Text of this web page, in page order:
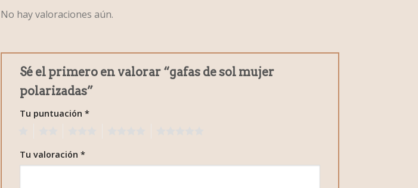
No hay valoraciones aún.
Sé el primero en valorar “gafas de sol mujer
polarizadas”
Tu puntuación *
Tu valoración *